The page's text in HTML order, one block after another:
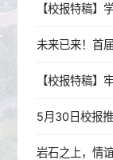
【校报特稿】
未来已来！首